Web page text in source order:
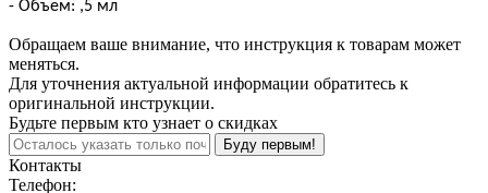
- Объем: ,5 мл
Обращаем ваше внимание, что инструкция к товарам может
меняться.
Для уточнения актуальной информации обратитесь к
оригинальной инструкции.
Будьте первым кто узнает о скидках
Буду первым!
Контакты
Телефон: